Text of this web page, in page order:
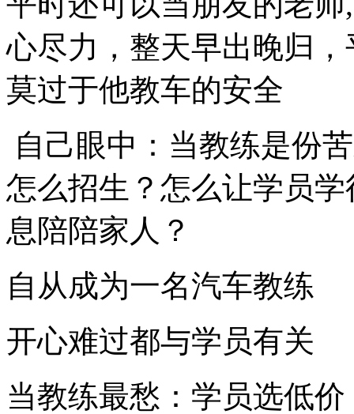
心尽力，整天早出晚归
莫过于他教车的安全
自己眼中：当教练是份
怎么招生？怎么让学员
息陪陪家人？
自从成为一名汽车教练
开心难过都与学员有关
当教练最愁：学员选低